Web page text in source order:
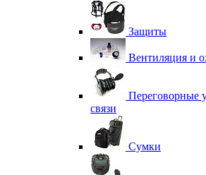
Защиты
Вентиляция и
Переговорные
связи
Сумки